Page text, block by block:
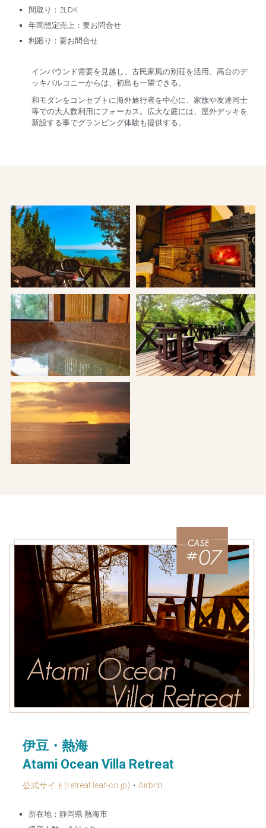
間取り：2LDK
年間想定売上：要お問合せ
利廻り：要お問合せ
インバウンド需要を見越し、古民家風の別荘を活用。高台のデ
ッキバルコニーからは、初島も一望できる。
和モダンをコンセプトに海外旅行者を中心に、家族や友達同士
等での大人数利用にフォーカス。広大な庭には、屋外デッキを
新設する事でグランピング体験も提供する。
伊豆・熱海
Atami Ocean Villa Retreat
公式サイト(retreat.leaf-co.jp) ・ Airbnb
所在地：静岡県 熱海市